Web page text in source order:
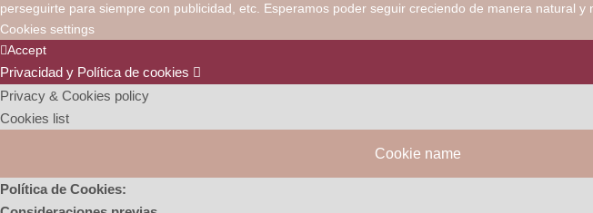
perseguirte para siempre con publicidad, etc. Esperamos poder seguir creciendo de manera natural y
Cookies settings
Accept
Privacidad y Política de cookies
Privacy & Cookies policy
Cookies list
Cookie name
Política de Cookies: